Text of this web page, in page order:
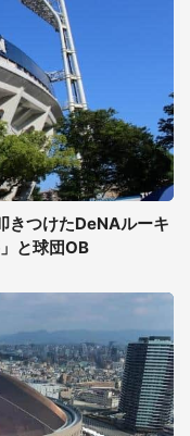
きつけたDeNAルーキ
と球団OB